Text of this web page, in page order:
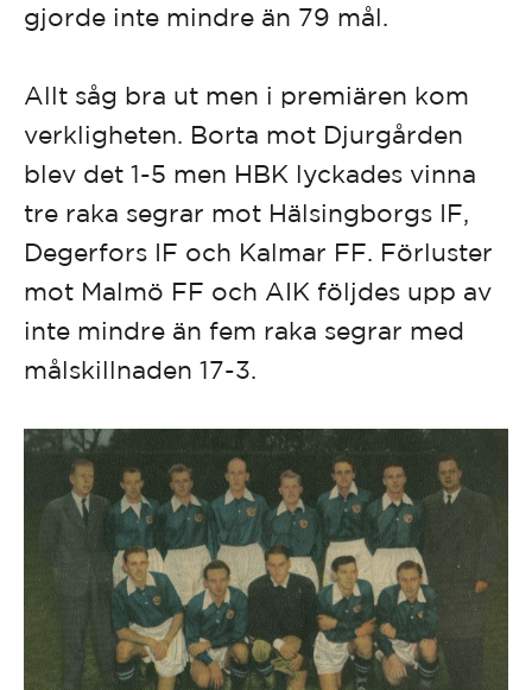
gjorde inte mindre än 79 mål.
Allt såg bra ut men i premiären kom
verkligheten. Borta mot Djurgården
blev det 1-5 men HBK lyckades vinna
tre raka segrar mot Hälsingborgs IF,
Degerfors IF och Kalmar FF. Förluster
mot Malmö FF och AIK följdes upp av
inte mindre än fem raka segrar med
målskillnaden 17-3.